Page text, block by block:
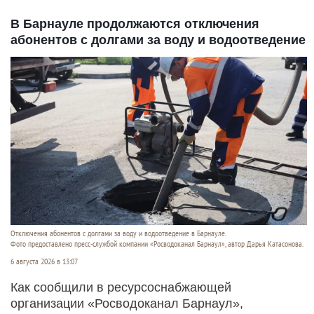
В Барнауле продолжаются отключения
абонентов с долгами за воду и водоотведение
Отключения абонентов с долгами за воду и водоотведение в Барнауле.
Фото предоставлено пресс-службой компании «Росводоканал Барнаул», автор Дарья Катасонова.
6 августа 2026 в 13:07
Как сообщили в ресурсоснабжающей
организации «Росводоканал Барнаул»,